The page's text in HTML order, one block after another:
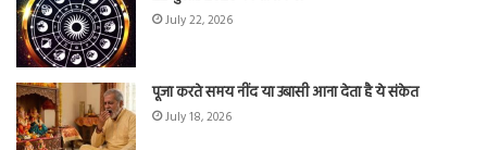
July 22, 2026
पूजा करते समय नींद या उबासी आना देता है ये संकेत
July 18, 2026